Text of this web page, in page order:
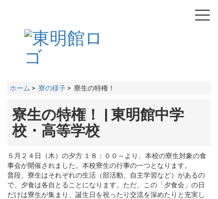
ホーム > 寮の様子 > 寮生の特権！
寮生の特権！ | 東明館中学
校・高等学校
５月２４日（木）の夕方 １８：００～より、本校の寮生対象の食
事会が開催されました。本校寮生の行事の一つとなります。
普段、寮生はそれぞれの生活（部活動、自主学習など）があるの
で、夕食は各自とることになります。ただ、この「夕食会」の日
だけは寮生が集まり、誕生日を祝ったり交流を深めたりと充実し